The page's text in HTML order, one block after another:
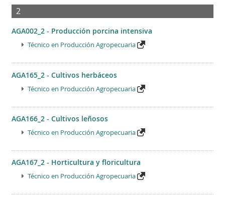
2
AGA002_2 - Producción porcina intensiva
Técnico en Producción Agropecuaria
AGA165_2 - Cultivos herbáceos
Técnico en Producción Agropecuaria
AGA166_2 - Cultivos leñosos
Técnico en Producción Agropecuaria
AGA167_2 - Horticultura y floricultura
Técnico en Producción Agropecuaria